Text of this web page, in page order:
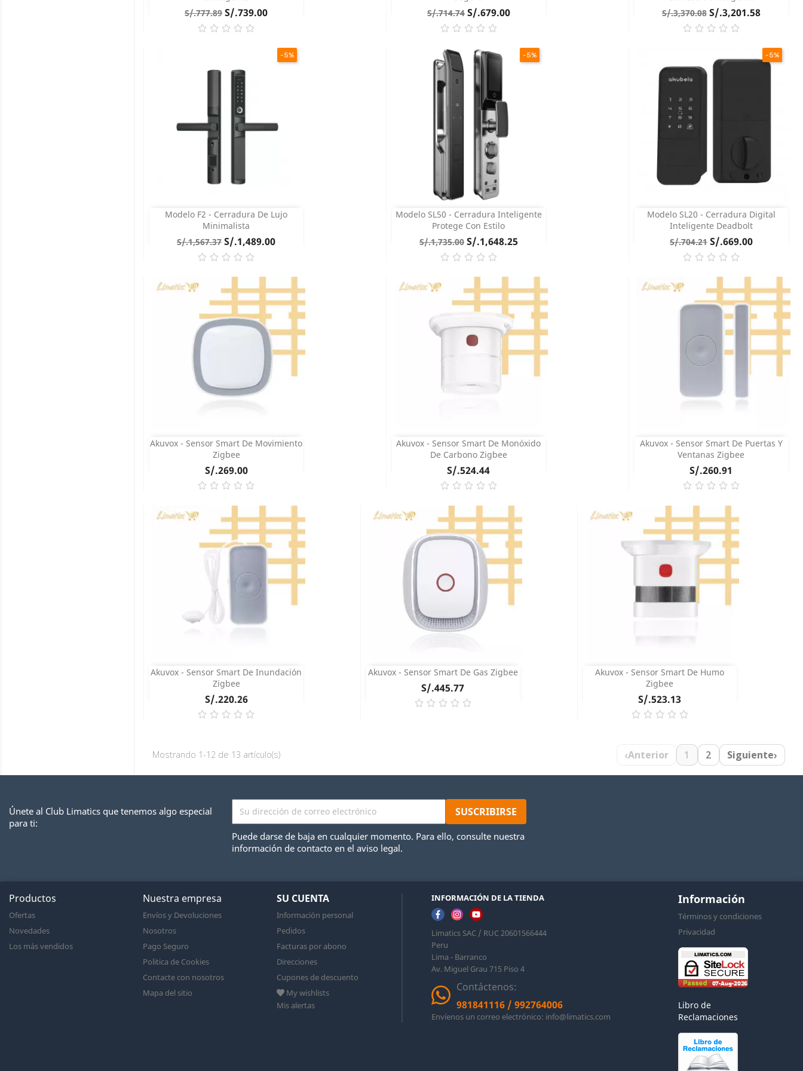
Precio
base
S/.777.89 Precio
S/.739.00
Precio
base
S/.714.74 Precio
S/.679.00
COMPRAR
Precio
S/.3,370.08 Precio
S/.3,201.58
Modelo F2 - Cerradura De Lujo
Minimalista
Precio
S/.1,567.37 Precio
S/.1,489.00
COMPRAR
-5%
Vista rápida
Modelo SL50 - Cerradura Inteligente
Protege Con Estilo
Precio
S/.1,735.00 Precio
S/.1,648.25
COMPRAR
-5%
Vista rápida
Modelo SL20 - Cerradura Digital
Inteligente Deadbolt
Precio
base
S/.704.21 Precio
S/.669.00
COMPRAR
-5%
Vista rápida
Akuvox - Sensor Smart De Movimiento
Zigbee
Precio
S/.269.00
COMPRAR
Vista rápida
Akuvox - Sensor Smart De Monóxido
De Carbono Zigbee
Precio
S/.524.44
COMPRAR
Vista rápida
Akuvox - Sensor Smart De Puertas Y
Ventanas Zigbee
Precio
S/.260.91
COMPRAR
Vista rápida
Akuvox - Sensor Smart De Inundación
Zigbee
Precio
S/.220.26
Vista rápida
Akuvox - Sensor Smart De Gas Zigbee
Precio
S/.445.77
Vista rápida
Akuvox - Sensor Smart De Humo
Zigbee
Precio
S/.523.13
Vista rápida
Mostrando 1-12 de 13 artículo(s) ‹Anterior 1 2 Siguiente›
Únete al Club Limatics que tenemos algo especial
para ti:
Puede darse de baja en cualquier momento. Para ello, consulte nuestra
información de contacto en el aviso legal.
Productos
Ofertas
Novedades
Los más vendidos
Nuestra empresa
Envíos y Devoluciones
Nosotros
Pago Seguro
Politica de Cookies
Contacte con nosotros
Mapa del sitio
SU CUENTA
Información personal
Pedidos
Facturas por abono
Direcciones
Cupones de descuento
My wishlists
Mis alertas
INFORMACIÓN DE LA TIENDA
Limatics SAC / RUC 20601566444
Peru
Lima - Barranco
Av. Miguel Grau 715 Piso 4
Contáctenos:
981841116/ 992764006
Envíenos un correo electrónico: info@limatics.com
Información
Términos y condiciones
Privacidad
Libro de
Reclamaciones